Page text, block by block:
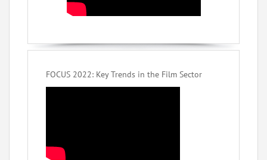
FOCUS 2022: Key Trends in the Film Sector